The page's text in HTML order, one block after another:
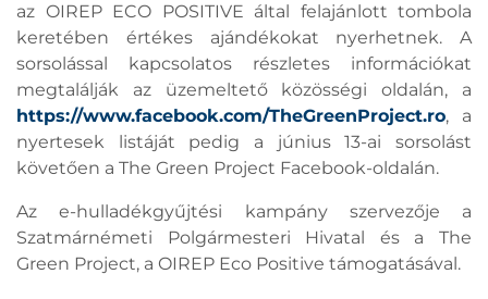
az OIREP ECO POSITIVE által felajánlott tombola
keretében értékes ajándékokat nyerhetnek. A
sorsolással kapcsolatos részletes információkat
megtalálják az üzemeltető közösségi oldalán, a
https://www.facebook.com/TheGreenProject.ro, a
nyertesek listáját pedig a június 13-ai sorsolást
követően a The Green Project Facebook-oldalán.
Az e-hulladékgyűjtési kampány szervezője a
Szatmárnémeti Polgármesteri Hivatal és a The
Green Project, a OIREP Eco Positive támogatásával.